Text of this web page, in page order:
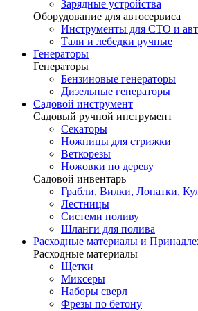
Зарядные устройства
Оборудование для автосервиса
Инструменты для СТО и
Тали и лебедки ручные
Генераторы
Генераторы
Бензиновые генераторы
Дизельные генераторы
Садовой инструмент
Садовый ручной инструмент
Секаторы
Ножницы для стрижки
Веткорезы
Ножовки по дереву
Садовой инвентарь
Грабли, Вилки, Лопатки,
Лестницы
Системи поливу
Шланги для полива
Расходные материалы и
Расходные материалы
Щетки
Миксеры
Наборы сверл
Фрезы по бетону